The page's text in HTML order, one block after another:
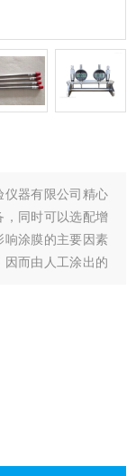
仪器有限公司精心
，同时可以选配增
响涂膜的主要因素
而由人工涂出的
难。本款涂布试